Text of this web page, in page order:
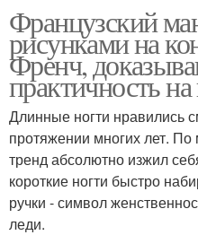
Французский
рисунками на
Френч,
практичность
Длинные ногти нравились
протяжении многих лет.
тренд абсолютно изжил
короткие ногти быстро
ручки - символ
леди.